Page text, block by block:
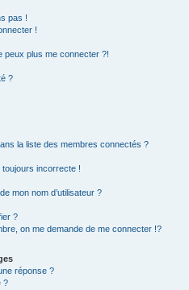
pas !
!
peux plus me connecter ?!
?
la liste des membres connectés ?
toujours incorrecte !
mon nom d’utilisateur ?
?
on me demande de me connecter !?
réponse ?
?